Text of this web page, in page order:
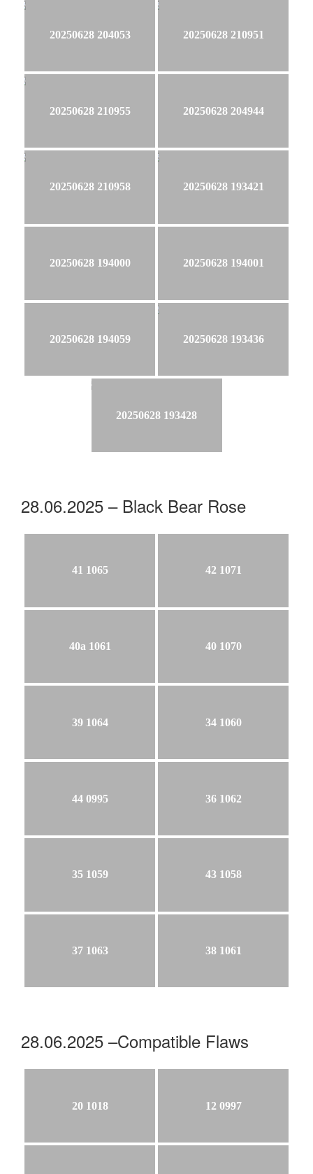
20250628 204053 20250628 210951
20250628 210955 20250628 204944
20250628 210958 20250628 193421
20250628 194000 20250628 194001
20250628 194059 20250628 193436
20250628 193428
28.06.2025 – Black Bear Rose
41 1065 42 1071
40a 1061 40 1070
39 1064 34 1060
44 0995 36 1062
35 1059 43 1058
37 1063 38 1061
28.06.2025 –Compatible Flaws
20 1018 12 0997